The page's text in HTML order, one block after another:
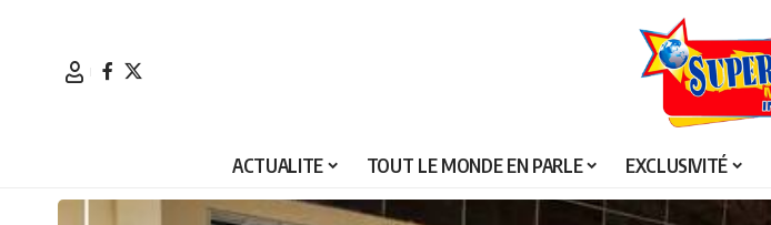
ACTUALITE TOUT LE MONDE EN PARLE EXCLUSIVITÉ